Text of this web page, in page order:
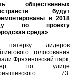
общественных
будут
в 2018
по проекту
среда»
лидеров
голосования
Фрязиновский парк,
по улице
73,